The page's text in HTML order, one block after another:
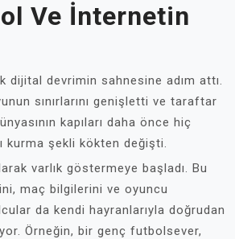
Ve İnternetin
devrimin sahnesine adım attı.
sınırlarını genişletti ve taraftar
kapıları daha önce hiç
kurma şekli kökten değişti.
varlık göstermeye başladı. Bu
maç bilgilerini ve oyuncu
da kendi hayranlarıyla doğrudan
Örneğin, bir genç futbolsever,